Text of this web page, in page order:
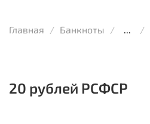
Главная Банкноты ...
20 рублей РСФСР